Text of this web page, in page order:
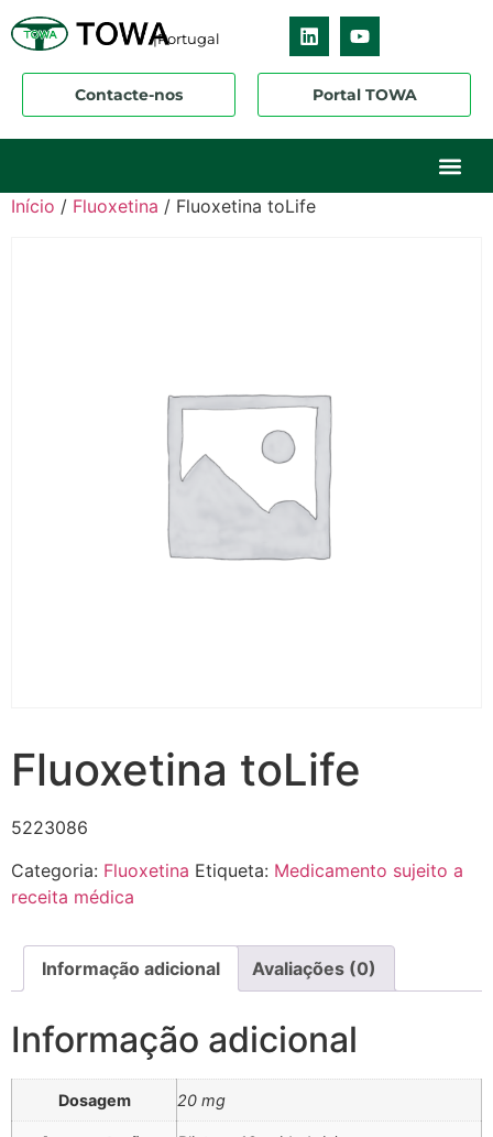
|Portugal
Contacte-nos Portal TOWA
Início / Fluoxetina / Fluoxetina toLife
Fluoxetina toLife
5223086
Categoria: Fluoxetina Etiqueta: Medicamento sujeito a
receita médica
Informação adicional Avaliações (0)
Informação adicional
Dosagem 20 mg